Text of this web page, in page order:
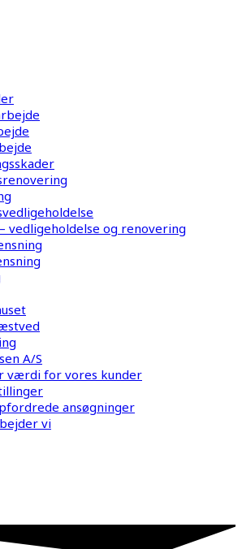
vedligeholdelse og renovering
A/S
værdi for vores kunder
ansøgninger
vi